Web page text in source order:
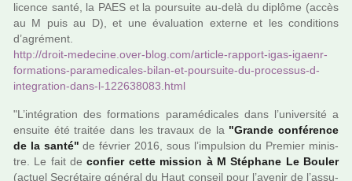
licence santé, la PAES et la pour­suite au-delà du diplôme (accès
au M puis au D), et une évaluation externe et les condi­tions
d’agré­ment.
http://droit-mede­cine.over-blog.com/arti­cle-rap­port-igas-igaenr-
for­ma­tions-para­me­di­ca­les-bilan-et-pour­suite-du-pro­ces­sus-d-
inte­gra­tion-dans-l-122638083.html
"L’inté­gra­tion des for­ma­tions para­mé­di­ca­les dans l’uni­ver­sité a
ensuite été trai­tée dans les tra­vaux de la "Grande confé­rence
de la santé" de février 2016, sous l’impul­sion du Premier minis­
tre. Le fait de confier cette mis­sion à M Stéphane Le Bouler
(actuel Secrétaire géné­ral du Haut conseil pour l’avenir de l’assu­